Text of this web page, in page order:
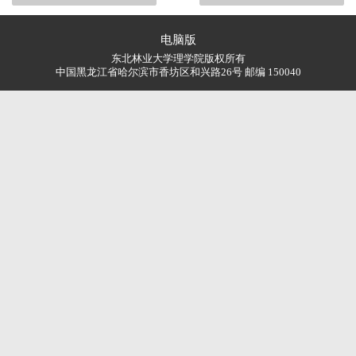
电脑版
东北林业大学理学院版权所有
中国黑龙江省哈尔滨市香坊区和兴路26号 邮编 150040